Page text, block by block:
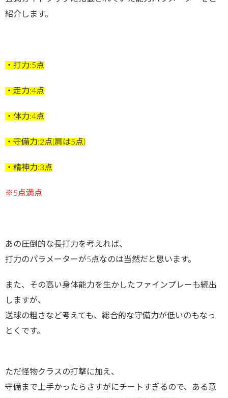
紹介します。
・打力:5点
・走力:4点
・体力:4点
・守備力:2点(肩は5点)
・精神力:3点
※5点満点
あの圧倒的な長打力を考えれば、
打力のパラメーターが5点なのは当然だと思います。
また、その高い身体能力を生かしたファインプレーも続出
しますが、
送球の粗さなど考えても、総合的な守備力が低いのもなっ
とくです。
ただ怪物クラスの打撃に加え、
守備まで上手かったらさすがにチートすぎるので、ある意